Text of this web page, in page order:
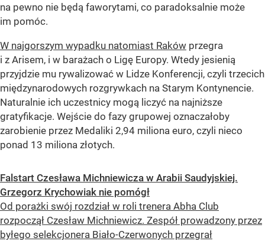
na pewno nie będą faworytami, co paradoksalnie może
im pomóc.
W najgorszym wypadku natomiast Raków przegra
i z Arisem, i w barażach o Ligę Europy. Wtedy jesienią
przyjdzie mu rywalizować w Lidze Konferencji, czyli trzecich
międzynarodowych rozgrywkach na Starym Kontynencie.
Naturalnie ich uczestnicy mogą liczyć na najniższe
gratyfikacje. Wejście do fazy grupowej oznaczałoby
zarobienie przez Medaliki 2,94 miliona euro, czyli nieco
ponad 13 miliona złotych.
Falstart Czesława Michniewicza w Arabii Saudyjskiej.
Grzegorz Krychowiak nie pomógł
Od porażki swój rozdział w roli trenera Abha Club
rozpoczął Czesław Michniewicz. Zespół prowadzony przez
byłego selekcjonera Biało-Czerwonych przegrał